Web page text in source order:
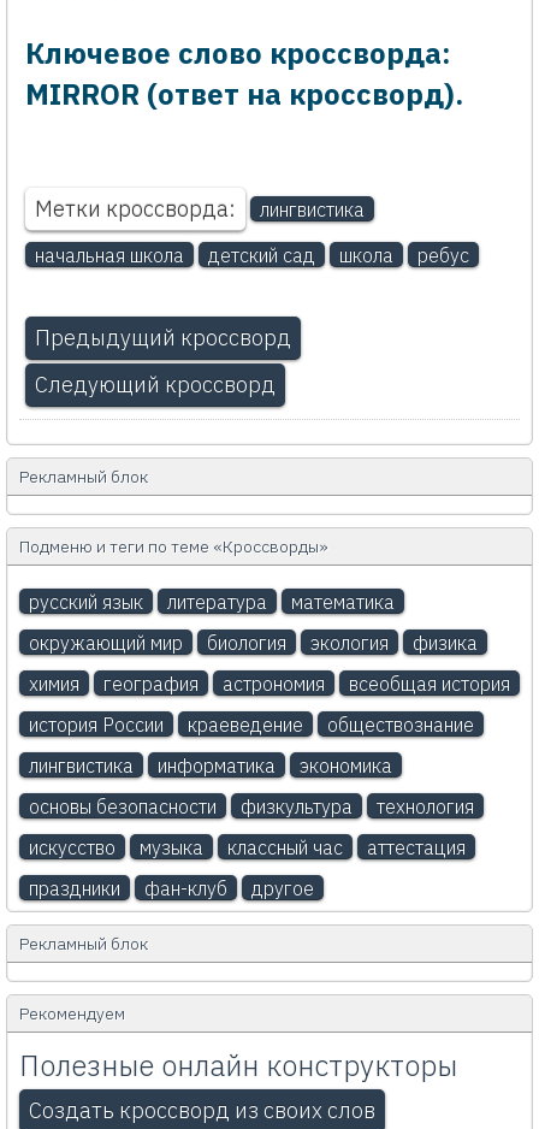
Ключевое слово кроссворда:
MIRROR (ответ на кроссворд).
Метки кроссворда:
лингвистика
начальная школа
детский сад школа ребус
Предыдущий кроссворд
Следующий кроссворд
Рекламный блок
Подменю и теги по теме «Кроссворды»
русский язык литература
математика
окружающий мир
биология экология
физика
химия
география астрономия
всеобщая история
история России
краеведение
обществознание
лингвистика
информатика
экономика
основы безопасности
физкультура
технология
искусство
музыка классный час
аттестация
праздники
фан-клуб другое
Рекламный блок
Рекомендуем
Полезные онлайн конструкторы
Создать кроссворд из своих слов